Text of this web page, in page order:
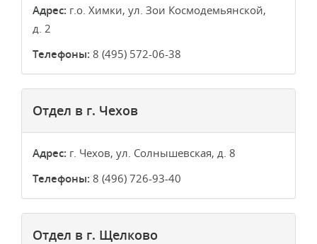
Адрес: г.о. Химки, ул. Зои Космодемьянской,
д. 2
Телефоны: 8 (495) 572-06-38
Отдел в г. Чехов
Адрес: г. Чехов, ул. Солнышевская, д. 8
Телефоны: 8 (496) 726-93-40
Отдел в г. Щелково